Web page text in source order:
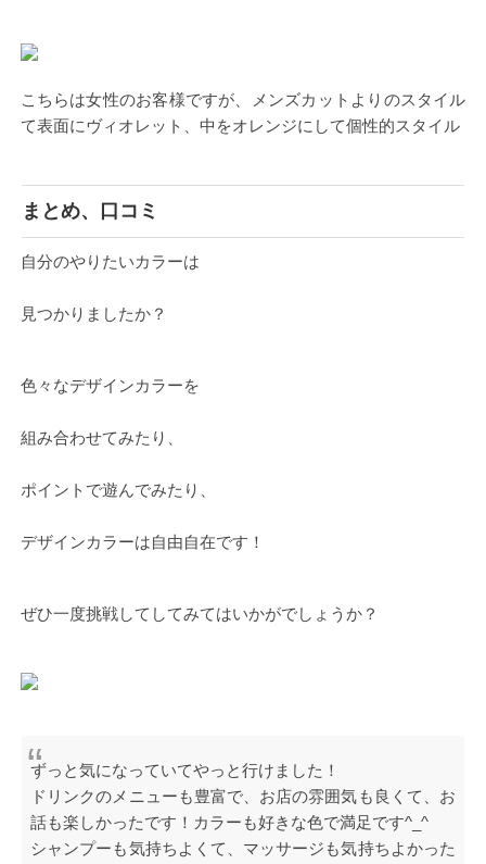
こちらは女性のお客様ですが、メンズカットよりのスタイル
て表面にヴィオレット、中をオレンジにして個性的スタイル
まとめ、口コミ
自分のやりたいカラーは
見つかりましたか？
色々なデザインカラーを
組み合わせてみたり、
ポイントで遊んでみたり、
デザインカラーは自由自在です！
ぜひ一度挑戦してしてみてはいかがでしょうか？
ずっと気になっていてやっと行けました！
ドリンクのメニューも豊富で、お店の雰囲気も良くて、お
話も楽しかったです！カラーも好きな色で満足です^_^
シャンプーも気持ちよくて、マッサージも気持ちよかった